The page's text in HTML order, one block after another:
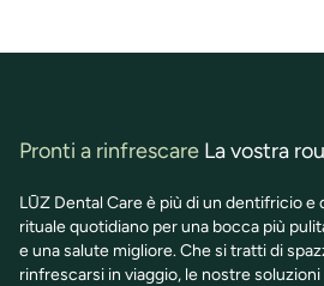
Pronti a rinfrescare La vostra
LŪZ Dental Care è più di un dentifricio e
rituale quotidiano per una bocca più
e una salute migliore. Che si tratti di
rinfrescarsi in viaggio, le nostre